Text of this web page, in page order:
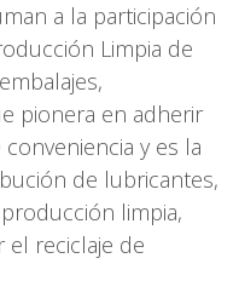
a la participación
Limpia de
pionera en adherir
y es la
de lubricantes,
limpia,
reciclaje de